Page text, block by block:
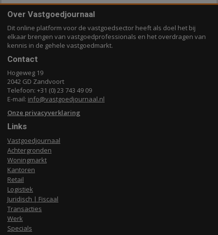
Over Vastgoedjournaal
Dit online platform voor de vastgoedsector heeft als doel het bij
elkaar brengen van vastgoedprofessionals en het overdragen van
kennis in de gehele vastgoedmarkt.
Contact
Hogeweg 19
2042 GD Zandvoort
Telefoon: +31 (0) 23 743 49 09
E-mail: info@vastgoedjournaal.nl
Onze privacyverklaring
Links
Vastgoedjournaal
Achtergronden
Woningmarkt
Kantoren
Retail
Logistiek
Juridisch | Fiscaal
Transacties
Werk
Specials